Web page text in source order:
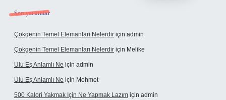
Son yorumlar
Çokgenin Temel Elemanları Nelerdir için admin
Çokgenin Temel Elemanları Nelerdir için Melike
Ulu Eş Anlamlı Ne için admin
Ulu Eş Anlamlı Ne için Mehmet
500 Kalori Yakmak Için Ne Yapmak Lazım için admin